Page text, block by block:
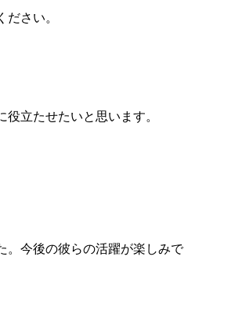
さい。
立たせたいと思います。
。今後の彼らの活躍が楽しみで